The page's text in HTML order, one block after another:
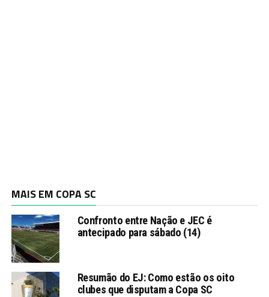
MAIS EM COPA SC
Confronto entre Nação e JEC é
antecipado para sábado (14)
Resumão do EJ: Como estão os oito
clubes que disputam a Copa SC